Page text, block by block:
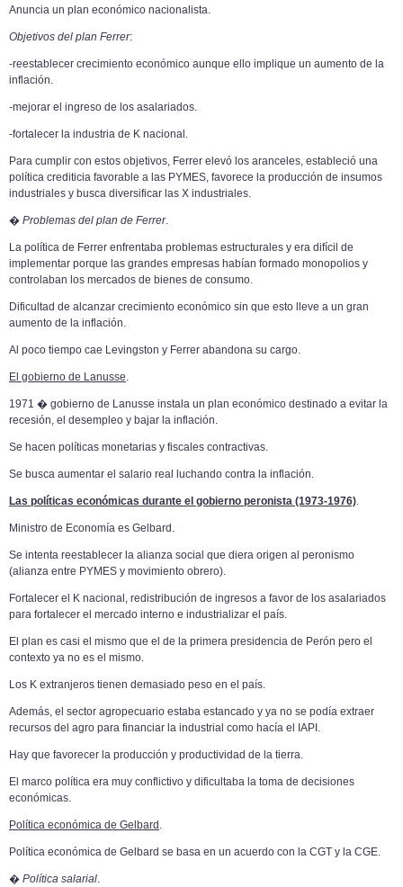
Anuncia un plan económico nacionalista.
Objetivos del plan Ferrer:
-reestablecer crecimiento económico aunque ello implique un aumento de la
inflación.
-mejorar el ingreso de los asalariados.
-fortalecer la industria de K nacional.
Para cumplir con estos objetivos, Ferrer elevó los aranceles, estableció una
política crediticia favorable a las PYMES, favorece la producción de insumos
industriales y busca diversificar las X industriales.
� Problemas del plan de Ferrer.
La política de Ferrer enfrentaba problemas estructurales y era difícil de
implementar porque las grandes empresas habían formado monopolios y
controlaban los mercados de bienes de consumo.
Dificultad de alcanzar crecimiento económico sin que esto lleve a un gran
aumento de la inflación.
Al poco tiempo cae Levingston y Ferrer abandona su cargo.
El gobierno de Lanusse.
1971 � gobierno de Lanusse instala un plan económico destinado a evitar la
recesión, el desempleo y bajar la inflación.
Se hacen políticas monetarias y fiscales contractivas.
Se busca aumentar el salario real luchando contra la inflación.
Las políticas económicas durante el gobierno peronista (1973-1976).
Ministro de Economía es Gelbard.
Se intenta reestablecer la alianza social que diera origen al peronismo
(alianza entre PYMES y movimiento obrero).
Fortalecer el K nacional, redistribución de ingresos a favor de los asalariados
para fortalecer el mercado interno e industrializar el país.
El plan es casi el mismo que el de la primera presidencia de Perón pero el
contexto ya no es el mismo.
Los K extranjeros tienen demasiado peso en el país.
Además, el sector agropecuario estaba estancado y ya no se podía extraer
recursos del agro para financiar la industrial como hacía el IAPI.
Hay que favorecer la producción y productividad de la tierra.
El marco política era muy conflictivo y dificultaba la toma de decisiones
económicas.
Política económica de Gelbard .
Política económica de Gelbard se basa en un acuerdo con la CGT y la CGE.
� Política salarial.